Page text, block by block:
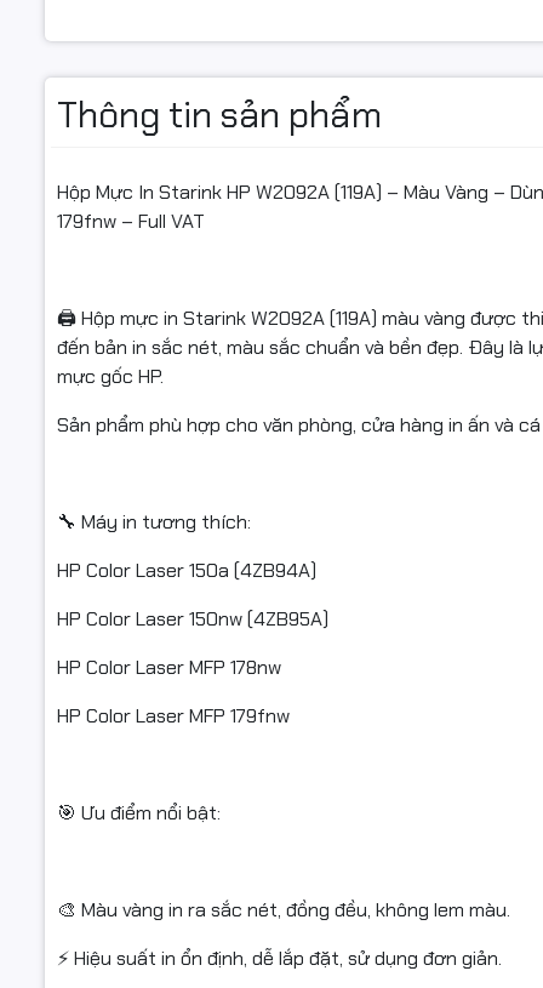
Thông tin sản phẩm
Hộp Mực In Starink HP W2092A (119A) – Màu Vàng –
179fnw – Full VAT
🖨️ Hộp mực in Starink W2092A (119A) màu vàng được
đến bản in sắc nét, màu sắc chuẩn và bền đẹp. Đây là
mực gốc HP.
Sản phẩm phù hợp cho văn phòng, cửa hàng in ấn và
🔧 Máy in tương thích:
HP Color Laser 150a (4ZB94A)
HP Color Laser 150nw (4ZB95A)
HP Color Laser MFP 178nw
HP Color Laser MFP 179fnw
🎯 Ưu điểm nổi bật:
🎨 Màu vàng in ra sắc nét, đồng đều, không lem màu.
⚡ Hiệu suất in ổn định, dễ lắp đặt, sử dụng đơn giản.
🎯 Ưu
Sản
📌 Điều